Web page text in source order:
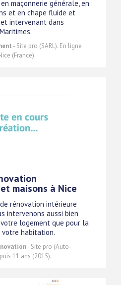
maçonnerie générale, en
et en chape fluide et
intervenant dans
- Site pro (SARL). En ligne
(France)
maisons à Nice
rénovation intérieure
intervenons aussi bien
logement que pour la
habitation.
- Site pro (Auto-
11 ans (2015).